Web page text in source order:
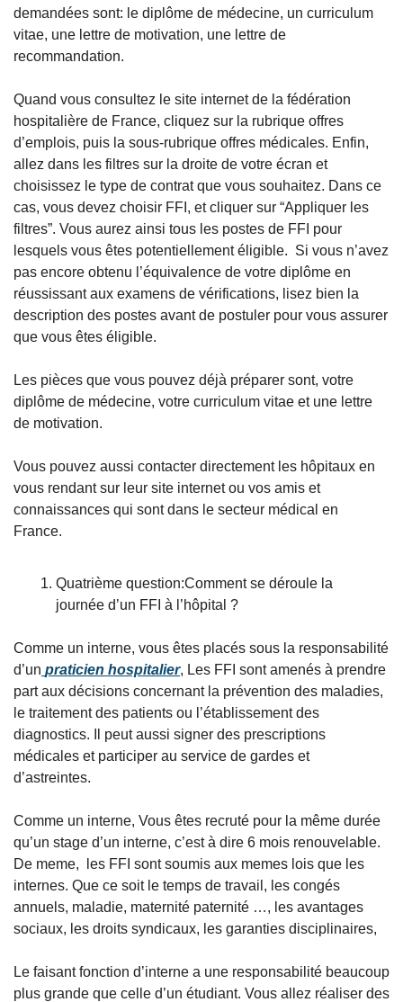
demandées sont: le diplôme de médecine, un curriculum
vitae, une lettre de motivation, une lettre de
recommandation.
Quand vous consultez le site internet de la fédération
hospitalière de France, cliquez sur la rubrique offres
d’emplois, puis la sous-rubrique offres médicales. Enfin,
allez dans les filtres sur la droite de votre écran et
choisissez le type de contrat que vous souhaitez. Dans ce
cas, vous devez choisir FFI, et cliquer sur “Appliquer les
filtres”. Vous aurez ainsi tous les postes de FFI pour
lesquels vous êtes potentiellement éligible.  Si vous n’avez
pas encore obtenu l’équivalence de votre diplôme en
réussissant aux examens de vérifications, lisez bien la
description des postes avant de postuler pour vous assurer
que vous êtes éligible.
Les pièces que vous pouvez déjà préparer sont, votre
diplôme de médecine, votre curriculum vitae et une lettre
de motivation.
Vous pouvez aussi contacter directement les hôpitaux en
vous rendant sur leur site internet ou vos amis et
connaissances qui sont dans le secteur médical en
France.
Quatrième question:Comment se déroule la
journée d’un FFI à l’hôpital ?
Comme un interne, vous êtes placés sous la responsabilité
d’un praticien hospitalier, Les FFI sont amenés à prendre
part aux décisions concernant la prévention des maladies,
le traitement des patients ou l’établissement des
diagnostics. Il peut aussi signer des prescriptions
médicales et participer au service de gardes et
d’astreintes.
Comme un interne, Vous êtes recruté pour la même durée
qu’un stage d’un interne, c’est à dire 6 mois renouvelable.
De meme,  les FFI sont soumis aux memes lois que les
internes. Que ce soit le temps de travail, les congés
annuels, maladie, maternité paternité …, les avantages
sociaux, les droits syndicaux, les garanties disciplinaires,
Le faisant fonction d’interne a une responsabilité beaucoup
plus grande que celle d’un étudiant. Vous allez réaliser des